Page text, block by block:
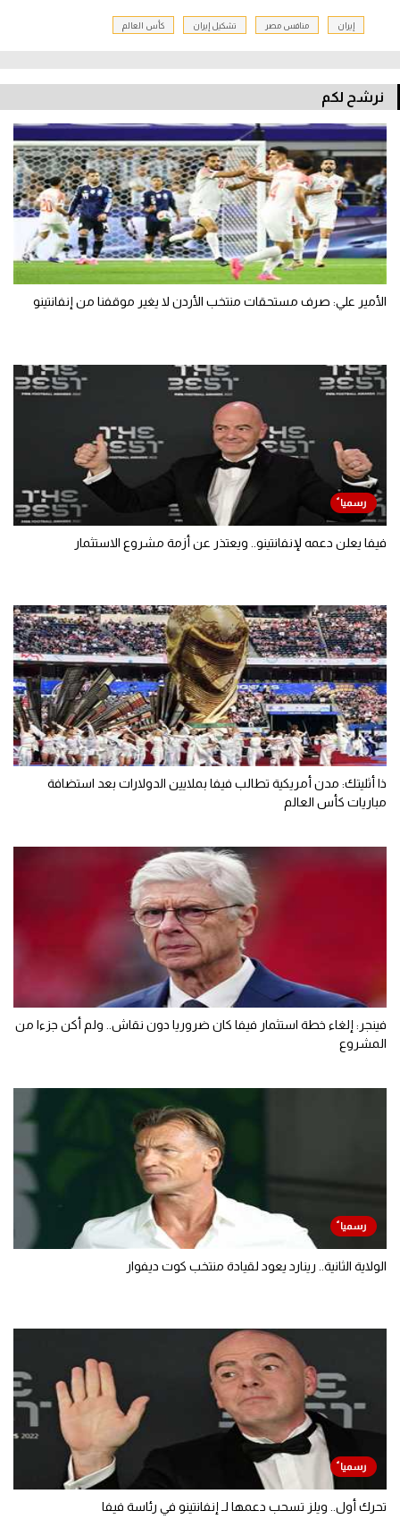
إيران منافس مصر تشكيل إيران كأس العالم
نرشح لكم
الأمير علي: صرف مستحقات منتخب الأردن لا يغير موقفنا من إنفانتينو
فيفا يعلن دعمه لإنفانتينو.. ويعتذر عن أزمة مشروع الاستثمار
ذا أثليتك: مدن أمريكية تطالب فيفا بملايين الدولارات بعد استضافة
مباريات كأس العالم
فينجر: إلغاء خطة استثمار فيفا كان ضروريا دون نقاش.. ولم أكن جزءا من
المشروع
الولاية الثانية.. رينارد يعود لقيادة منتخب كوت ديفوار
تحرك أول.. ويلز تسحب دعمها لـ إنفانتينو في رئاسة فيفا